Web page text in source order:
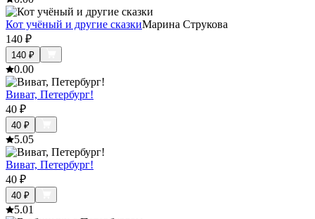
Кот учёный и другие сказкиМарина Струкова
140 ₽
140 ₽
0.00
Виват, Петербург!
40 ₽
40 ₽
5.05
Виват, Петербург!
40 ₽
40 ₽
5.01